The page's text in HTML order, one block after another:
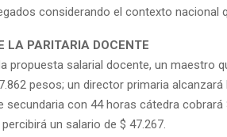
considerando el contexto nacional
LA PARITARIA DOCENTE
propuesta salarial docente, un maestro
pesos; un director primaria alcanzará
secundaria con 44 horas cátedra cobrará
un salario de $ 47.267.